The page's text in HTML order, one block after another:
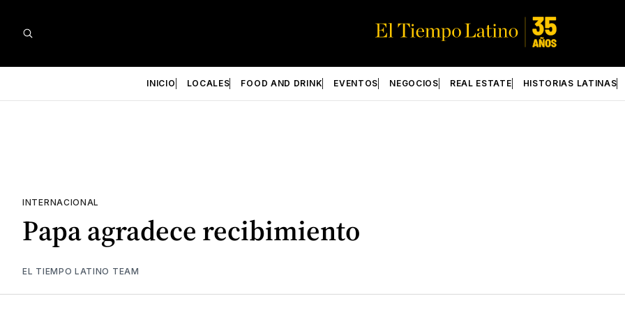
INICIO LOCALES FOOD AND DRINK EVENTOS NEGOCIOS REAL ESTATE HISTORIAS LATINAS
INTERNACIONAL
Papa agradece recibimiento
EL TIEMPO LATINO TEAM